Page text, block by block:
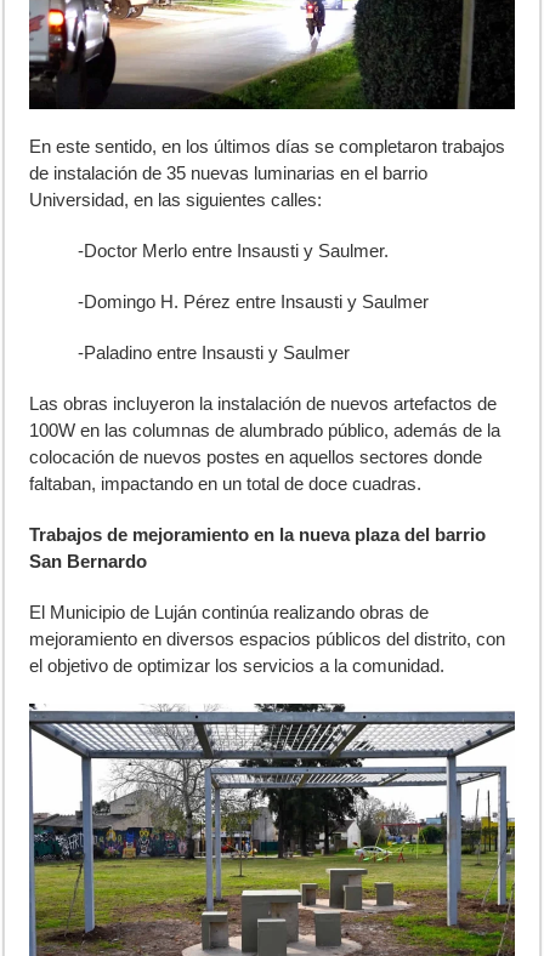
En este sentido, en los últimos días se completaron trabajos
de instalación de 35 nuevas luminarias en el barrio
Universidad, en las siguientes calles:
-Doctor Merlo entre Insausti y Saulmer.
-Domingo H. Pérez entre Insausti y Saulmer
-Paladino entre Insausti y Saulmer
Las obras incluyeron la instalación de nuevos artefactos de
100W en las columnas de alumbrado público, además de la
colocación de nuevos postes en aquellos sectores donde
faltaban, impactando en un total de doce cuadras.
Trabajos de mejoramiento en la nueva plaza del barrio
San Bernardo
El Municipio de Luján continúa realizando obras de
mejoramiento en diversos espacios públicos del distrito, con
el objetivo de optimizar los servicios a la comunidad.